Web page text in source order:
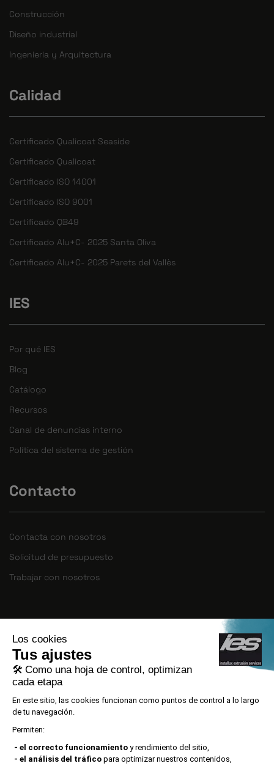
Construcción
Diseño industrial
Ingenieria y Arquitectura
Calidad
Certificado Qualicoat Seaside
Certificado Qualicoat
Certificado ISO 14001
Certificado ISO 9001
Certificado QB49
Certificado Alu+C- 2025 Santa Oliva
Certificado Alu+C- 2025 Parets del Vallès
IES
Por qué IES
Blog
Catálogo
Recursos
Canal de denuncias interno
Política del sistema de gestión
Contacto
Contacta con nosotros
Solicitud de presupuesto
Trabajar con nosotros
INSTALLUX EXTRUSION SERVICES S.L.U ha
ejecutado el PROYECTO DE CREACIÓN DE
OCUPACIÓN, con código de expediente
ACE029/21/000074, con el apoyo de ACCIÓ
gracias a la convocatoria ALT IMPACTE 2021.